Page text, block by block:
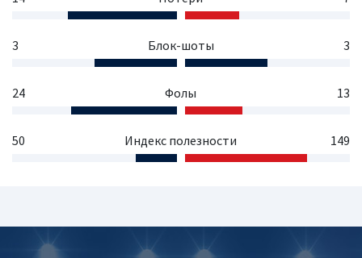
3 Блок-шоты 3
24 Фолы 13
50 Индекс полезности 149